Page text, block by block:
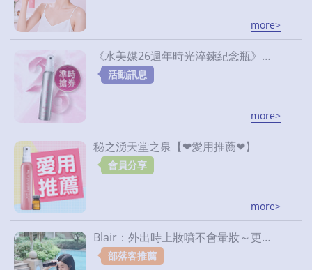
more>
《水美媒26週年時光淬鍊紀念瓶》限量只送不賣！
活動訊息
more>
秘之湧天堂之泉【❤愛用推薦❤】
會員分享
more>
Blair：外出時上妝噴不會暈妝～更讓妝感服貼透亮｜OGUMA水美媒
部落客推薦